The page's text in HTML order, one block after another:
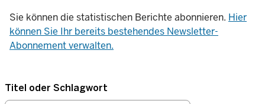
Sie können die statistischen Berichte abonnieren. Hier
können Sie Ihr bereits bestehendes Newsletter-
Abonnement verwalten.
Titel oder Schlagwort